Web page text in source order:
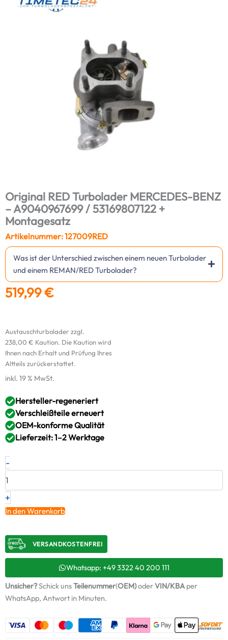
Original RED Turbolader MERCEDES-BENZ
– A9040967699 / 53169807122 +
Montagesatz
Artikelnummer: 127009RED
Was ist der Unterschied zwischen einem neuen Turbolader
und einem REMAN/RED Turbolader?
519,99€
Austauschturbolader zzgl.
238,00 € Kaution. Die Kaution wird
Ihnen nach Erhalt und Prüfung Ihres
Altteils zurückerstattet.
inkl. 19 % MwSt.
Hersteller-regeneriert
Verschleißteile erneuert
OEM-konforme Qualität
Lieferzeit: 1–2 Werktage
-
Original
RED
–
A9040967699
53169807122
+
Montagesatz
+
In den Warenkorb
VERSANDKOSTENFREI​
Whatsapp: +49 3322 40 200 111
Unsicher?Schick unsTeilenummer(OEM)oderVIN/KBAper
WhatsApp, Antwort in Minuten.